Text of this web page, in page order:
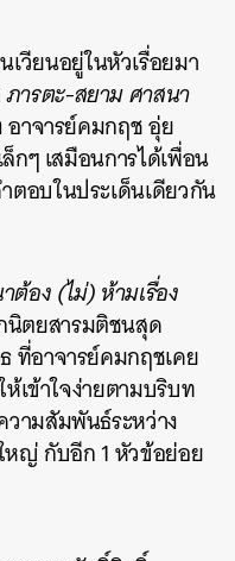
วียนอยู่ในหัวเรื่อยมา
ภารตะ-สยาม ศาสนา
อาจารย์คมกฤช อุ่ย
กๆ เสมือนการได้เพื่อน
อบในประเด็นเดียวกัน
อง (ไม่) ห้ามเรื่อง
นิตยสารมติชนสุด
อาจารย์คมกฤชเคย
ห้เข้าใจง่ายตามบริบท
ามสัมพันธ์ระหว่าง
หญ่ กับอีก 1 หัวข้อย่อย